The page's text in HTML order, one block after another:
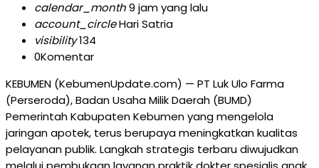
calendar_month9 jam yang lalu
account_circleHari Satria
visibility134
0Komentar
KEBUMEN (KebumenUpdate.com) — PT Luk Ulo Farma
(Perseroda), Badan Usaha Milik Daerah (BUMD)
Pemerintah Kabupaten Kebumen yang mengelola
jaringan apotek, terus berupaya meningkatkan kualitas
pelayanan publik. Langkah strategis terbaru diwujudkan